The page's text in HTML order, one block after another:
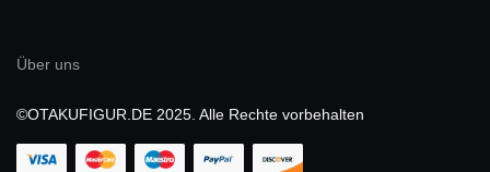
Über uns
©OTAKUFIGUR.DE 2025. Alle Rechte vorbehalten